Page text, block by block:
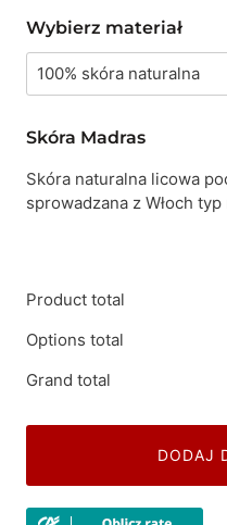
Wybierz materiał
Skóra Madras
Skóra naturalna licowa
sprowadzana z Włoch
Product total
Options total
Grand total
DODAJ